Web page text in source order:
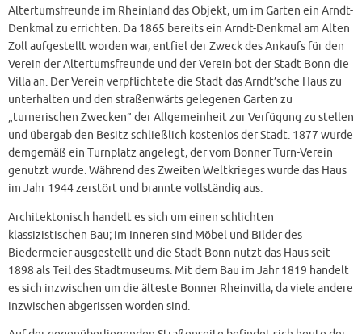
Altertumsfreunde im Rheinland das Objekt, um im Garten ein Arndt-
Denkmal zu errichten. Da 1865 bereits ein Arndt-Denkmal am Alten
Zoll aufgestellt worden war, entfiel der Zweck des Ankaufs für den
Verein der Altertumsfreunde und der Verein bot der Stadt Bonn die
Villa an. Der Verein verpflichtete die Stadt das Arndt’sche Haus zu
unterhalten und den straßenwärts gelegenen Garten zu
„turnerischen Zwecken” der Allgemeinheit zur Verfügung zu stellen
und übergab den Besitz schließlich kostenlos der Stadt. 1877 wurde
demgemäß ein Turnplatz angelegt, der vom Bonner Turn-Verein
genutzt wurde. Während des Zweiten Weltkrieges wurde das Haus
im Jahr 1944 zerstört und brannte vollständig aus.
Architektonisch handelt es sich um einen schlichten
klassizistischen Bau; im Inneren sind Möbel und Bilder des
Biedermeier ausgestellt und die Stadt Bonn nutzt das Haus seit
1898 als Teil des Stadtmuseums. Mit dem Bau im Jahr 1819 handelt
es sich inzwischen um die älteste Bonner Rheinvilla, da viele andere
inzwischen abgerissen worden sind.